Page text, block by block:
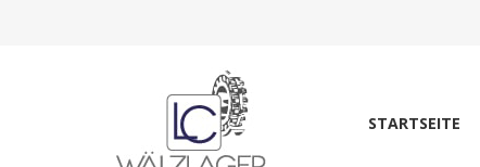
STARTSEITE